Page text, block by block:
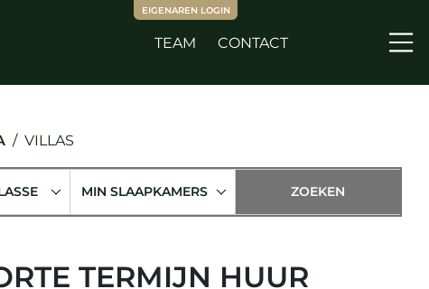
TEAM CONTACT
EIGENAREN LOGIN
VILLAS
MIN SLAAPKAMERS
TERMIJN HUUR